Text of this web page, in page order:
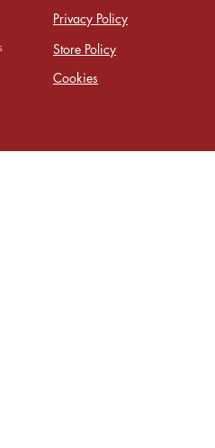
Privacy Policy
Store Policy
Cookies